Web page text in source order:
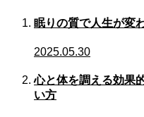
眠りの質で人生が変
2025.05.30
心と体を調える効果
い方